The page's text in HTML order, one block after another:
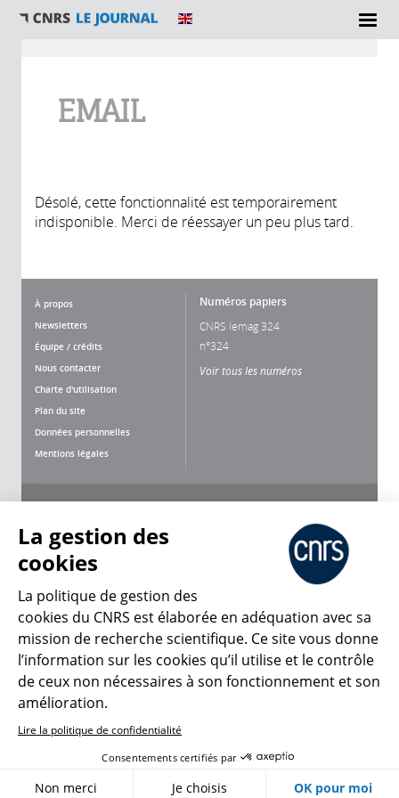
EMAIL
Désolé, cette fonctionnalité est temporairement
indisponible. Merci de réessayer un peu plus tard.
À propos
Newsletters
Équipe / crédits
Nous contacter
Charte d'utilisation
Plan du site
Données personnelles
Mentions légales
Numéros papiers
CNRS lemag 324
n°324
Voir tous les numéros
CNRS Le Mag
© 2026, CNRS
Créer un compte Se connecter
Gestion des cookies
La gestion des
cookies
La politique de gestion des
cookies du CNRS est élaborée en adéquation avec sa
mission de recherche scientifique. Ce site vous donne
l’information sur les cookies qu’il utilise et le contrôle
de ceux non nécessaires à son fonctionnement et son
amélioration.
Lire la politique de confidentialité
Consentements certifiés par
Non merci Je choisis OK pour moi